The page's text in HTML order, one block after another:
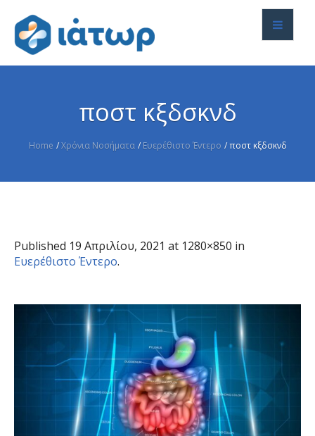
ποστ κξδσκνδ
Home /Χρόνια Νοσήματα / Ευερέθιστο Έντερο /ποστ κξδσκνδ
Published 19 Απριλίου, 2021 at 1280×850 in
Ευερέθιστο Έντερο.